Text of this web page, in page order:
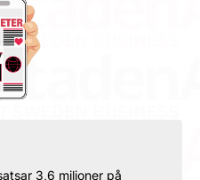
3,6 miljoner på